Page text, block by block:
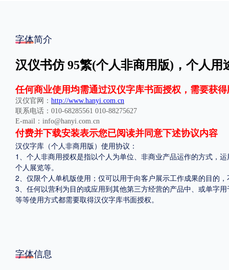
格式
.TTF .OTF
地区
中国大陆 中国港澳台 更多
POP字体下载 字库打包下载 海报素材下载
字体简介
汉仪书仿 95繁(个人非商用版)，个人用
任何商业使用均需通过汉仪字库书面授权，需要获
汉仪官网： http://www.hanyi.com.cn
联系电话：010-68285561 010-88275627
E-mail：info@hanyi.com.cn
付费并下载安装表示您已阅读并同意下述协议内容
汉仪字库（个人非商用版）使用协议：
1、个人非商用授权是指以个人为单位、非商业产品运作的方式，
个人展览等。
2、仅限个人单机版使用；仅可以用于向客户展示工作成果的目的
3、任何以营利为目的或应用到其他第三方经营的产品中、或单字
等等使用方式都需要取得汉仪字库书面授权。
字体信息